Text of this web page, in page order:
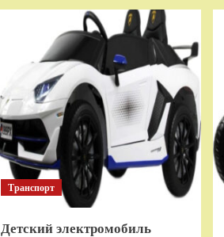
Тянущаяся
игрушка
Гуджитсу
Блейзагот
Рэдбек
Паук
Водная
Атака
Транспорт
Детский электромобиль